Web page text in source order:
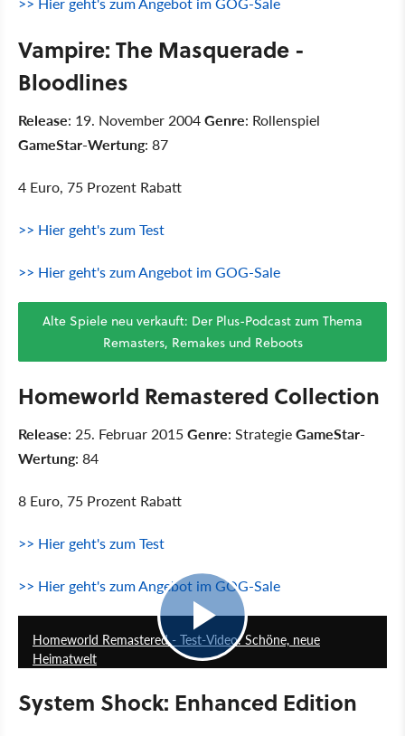
Vampire: The Masquerade -
Bloodlines
Release: 19. November 2004Genre: Rollenspiel
GameStar-Wertung: 87
4 Euro, 75 Prozent Rabatt
>> Hier geht's zum Test
>> Hier geht's zum Angebot im GOG-Sale
Alte Spiele neu verkauft: Der Plus-Podcast zum Thema
Remasters, Remakes und Reboots
Homeworld Remastered Collection
Release: 25. Februar 2015Genre: StrategieGameStar-
Wertung: 84
8 Euro, 75 Prozent Rabatt
>> Hier geht's zum Test
>> Hier geht's zum Angebot im GOG-Sale
Homeworld Remastered - Test-Video: Schöne, neue
Heimatwelt
System Shock: Enhanced Edition